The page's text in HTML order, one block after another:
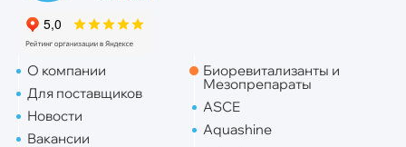
О компании
Для поставщиков
Новости
Вакансии
Биоревитализанты и
Мезопрепараты
ASCE
Aquashine